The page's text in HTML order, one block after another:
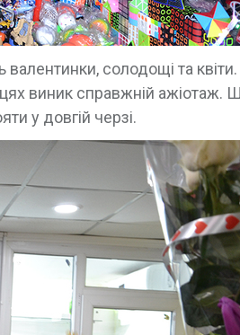
солодощі та
виник справжній ажіотаж.
у довгій черзі.